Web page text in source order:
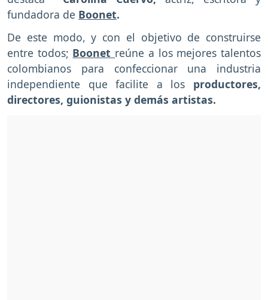
fundadora de Boonet.
De este modo, y con el objetivo de construirse
entre todos; Boonet reúne a los mejores talentos
colombianos para confeccionar una industria
independiente que facilite a los productores,
directores, guionistas y demás artistas.